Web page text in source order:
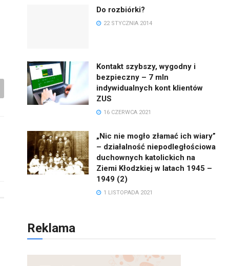
Do rozbiórki?
22 STYCZNIA 2014
Kontakt szybszy, wygodny i
bezpieczny – 7 mln
indywidualnych kont klientów
ZUS
16 CZERWCA 2021
„Nic nie mogło złamać ich wiary”
– działalność niepodległościowa
duchownych katolickich na
Ziemi Kłodzkiej w latach 1945 –
1949 (2)
1 LISTOPADA 2021
Reklama